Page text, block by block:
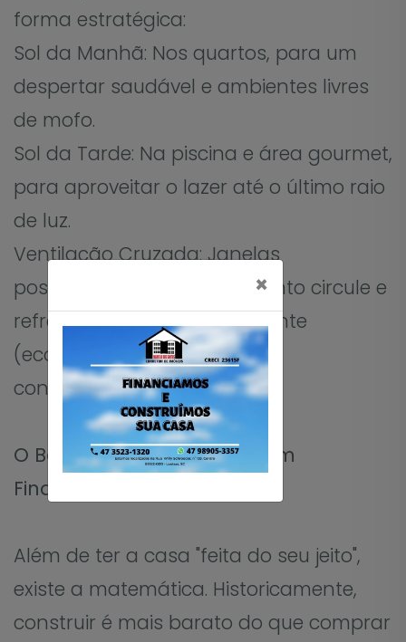
×
forma estratégica:
Sol da Manhã: Nos quartos, para um
despertar saudável e ambientes livres
de mofo.
Sol da Tarde: Na piscina e área gourmet,
para aproveitar o lazer até o último raio
de luz.
Ventilação Cruzada: Janelas
posicionadas para que o vento circule e
refresque a casa naturalmente
(economia na conta de ar-
condicionado!).
O Bônus Oculto: A Vantagem
Financeira
Além de ter a casa "feita do seu jeito",
existe a matemática. Historicamente,
construir é mais barato do que comprar